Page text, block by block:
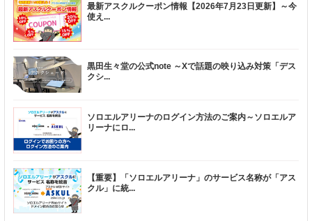
最新アスクルクーポン情報【2026年7月23日更新】～今
使え...
黒田生々堂の公式note ～Xで話題の映り込み対策「デス
クシ...
ソロエルアリーナのログイン方法のご案内～ソロエルア
リーナにロ...
【重要】「ソロエルアリーナ」のサービス名称が「アス
クル」に統...